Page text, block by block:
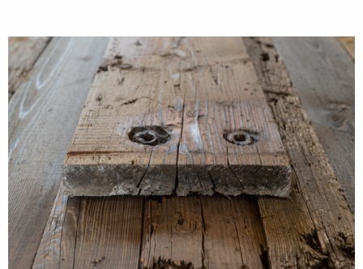
hebben een
opvallende uitstraling. Een warme, lichte
kleur met donkerbruine tint. En een lichte
nerf met kenmerkende vlammen op het hout.
MEER INFO